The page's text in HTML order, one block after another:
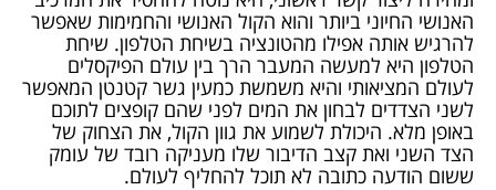
האנושי החיוני ביותר והוא הקול האנושי והחמימות שאפשר
להרגיש אותה אפילו מהטונציה בשיחת הטלפון. שיחת
הטלפון היא למעשה המעבר הרך בין עולם הפיקסלים
לעולם המציאותי והיא משמשת כמעין גשר קטנטן המאפשר
לשני הצדדים לבחון את המים לפני שהם קופצים לתוכם
באופן מלא. היכולת לשמוע את גוון הקול, את הצחוק של
הצד השני ואת קצב הדיבור שלו מעניקה רובד של עומק
ששום הודעה כתובה לא תוכל להחליף לעולם.